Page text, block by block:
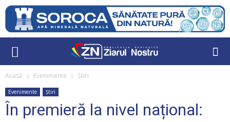
Acasă Evenimente Știri
Evenimente Știri
În premieră la nivel național: